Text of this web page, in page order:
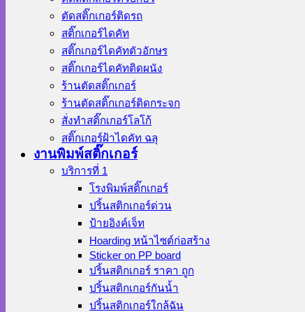
ตัดสติ๊กเกอร์ติดรถ
สติ๊กเกอร์ไดคัท
สติ๊กเกอร์ไดคัทตัวอักษร
สติ๊กเกอร์ไดคัทติดผนัง
ร้านตัดสติ๊กเกอร์
ร้านตัดสติ๊กเกอร์ติดกระจก
สั่งทําสติ๊กเกอร์โลโก้
สติ๊กเกอร์ฝ้าไดคัท ฉลุ
งานพิมพ์สติ๊กเกอร์
บริการที่ 1
โรงพิมพ์สติ๊กเกอร์
ปริ้นสติกเกอร์ด่วน
ป้ายอิงค์เจ็ท
Hoarding หน้าไซต์ก่อสร้าง
Sticker on PP board
ปริ้นสติกเกอร์ ราคา ถูก
ปริ้นสติกเกอร์กันน้ำ
ปริ้นสติกเกอร์ใกล้ฉัน